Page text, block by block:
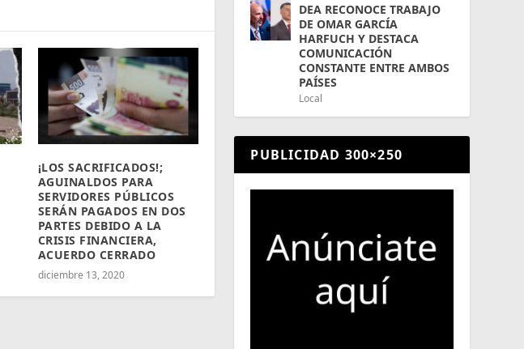
¡LOS SACRIFICADOS!;
AGUINALDOS PARA
SERVIDORES PÚBLICOS
SERÁN PAGADOS EN DOS
PARTES DEBIDO A LA
CRISIS FINANCIERA,
ACUERDO CERRADO
diciembre 13, 2020
DEA RECONOCE TRABAJO
DE OMAR GARCÍA
HARFUCH Y DESTACA
COMUNICACIÓN
CONSTANTE ENTRE AMBOS
PAÍSES
Local
PUBLICIDAD 300×250